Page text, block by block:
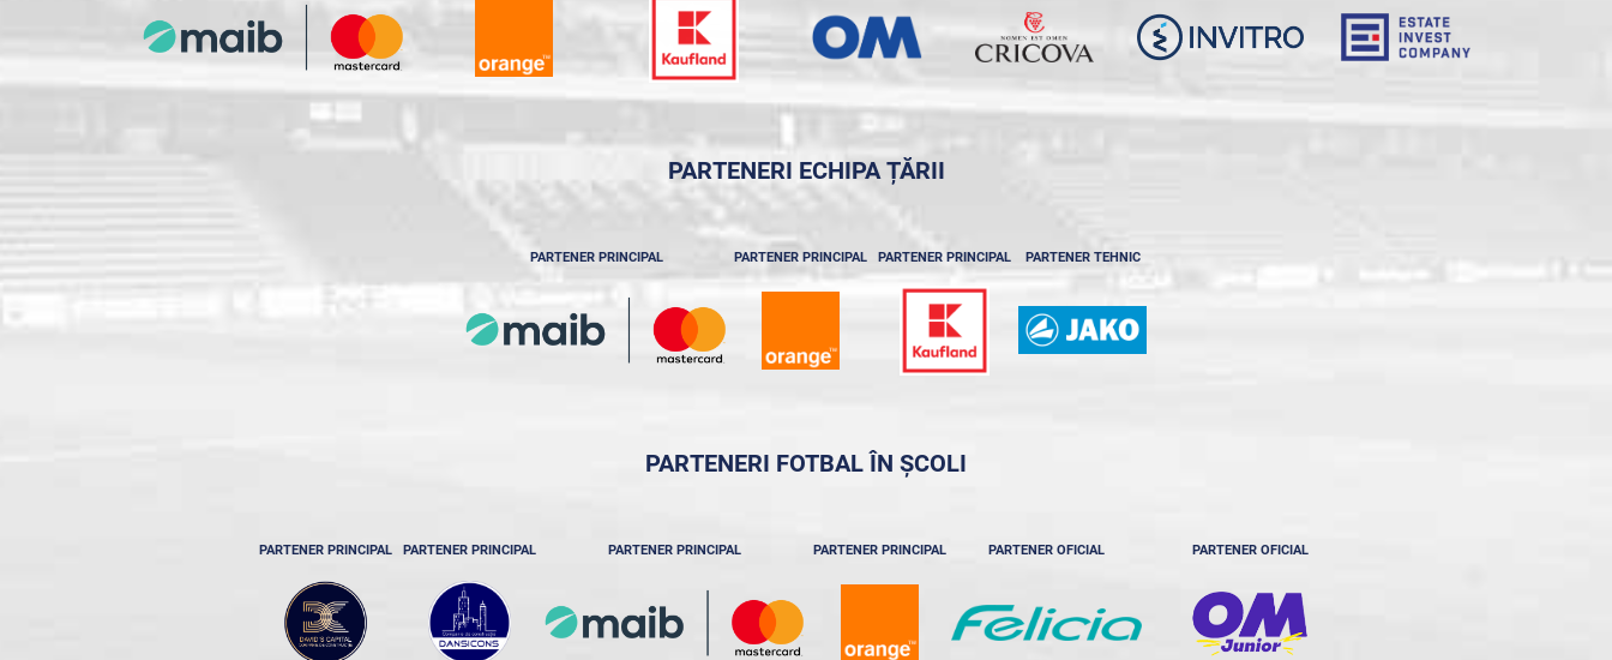
PARTENERI ECHIPA ȚĂRII
PARTENER PRINCIPAL PARTENER PRINCIPAL PARTENER PRINCIPAL PARTENER TEHNIC
PARTENERI FOTBAL ÎN ȘCOLI
PARTENER PRINCIPAL PARTENER PRINCIPAL PARTENER PRINCIPAL PARTENER PRINCIPAL PARTENER OFICIAL PARTENER OFICIAL